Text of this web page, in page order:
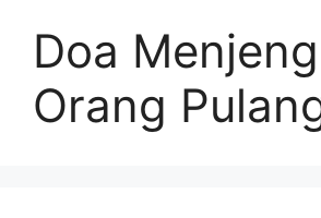
Doa
Orang